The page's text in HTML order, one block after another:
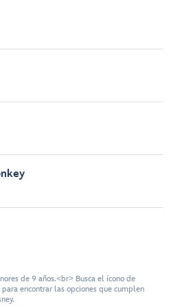
de 9 años.<br> Busca el ícono de
encontrar las opciones que cumplen